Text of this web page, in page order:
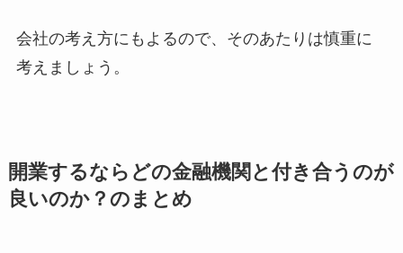
会社の考え方にもよるので、そのあたりは慎重に
考えましょう。
開業するならどの金融機関と付き合うのが
良いのか？のまとめ